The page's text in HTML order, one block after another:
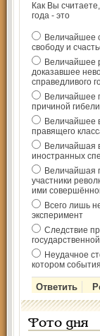
Как Вы
года - это
Величайшее
свободу и
Величайшее
доказавшее
справедливого
Величайшее
причиной
Величайшее
правящего
Величайшая
иностранных
Величайшая
участники
ими
Всего лишь
эксперимент
Следствие
Неудачное
котором
Фото дня